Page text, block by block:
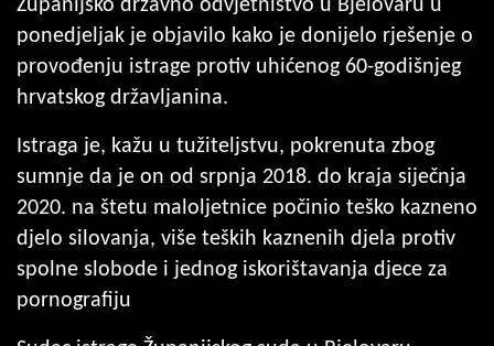
Županijsko državno odvjetništvo u Bjelovaru u
ponedjeljak je objavilo kako je donijelo rješenje o
provođenju istrage protiv uhićenog 60-godišnjeg
hrvatskog državljanina.
Istraga je, kažu u tužiteljstvu, pokrenuta zbog
sumnje da je on od srpnja 2018. do kraja siječnja
2020. na štetu maloljetnice počinio teško kazneno
djelo silovanja, više teških kaznenih djela protiv
spolne slobode i jednog iskorištavanja djece za
pornografiju